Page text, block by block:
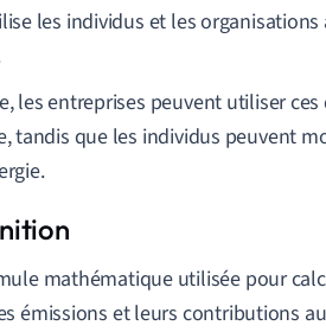
les individus et les
les entreprises peuvent utiliser
tandis que les individus peuvent
mathématique utilisée pour
émissions et leurs contributions